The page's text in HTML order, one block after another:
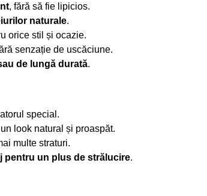
, fără să fie lipicios.
naturale.
orice stil și ocazie.
senzație de uscăciune.
de lungă durată.
special.
look natural și proaspăt.
multe straturi.
pentru un plus de strălucire.